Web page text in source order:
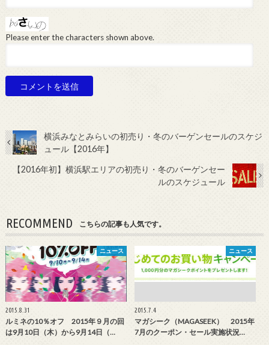
Please enter the characters shown above.
横浜みなとみらいの初売り・冬のバーゲンセールのスケジ
ュール【2016年】
【2016年初】横浜駅エリアの初売り・冬のバーゲンセー
ルのスケジュール
RECOMMEND こちらの記事も人気です。
ニュース
2015.8.31
ルミネの10％オフ 2015年９月の回
は9月10日（木）から9月14日（…
ニュース
2015.7.4
マガシーク（MAGASEEK） 2015年
7月のクーポン・セール実施状況…